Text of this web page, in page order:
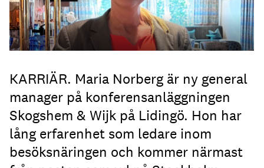
KARRIÄR. Maria Norberg är ny general
manager på konferensanläggningen
Skogshem & Wijk på Lidingö. Hon har
lång erfarenhet som ledare inom
besöksnäringen och kommer närmast